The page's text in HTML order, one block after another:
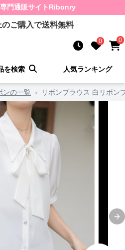
専門通販サイト Ribonry
ご購入で送料無料
0 0
を検索 人気ランキング
ンの一覧 › リボンブラウス 白リボン